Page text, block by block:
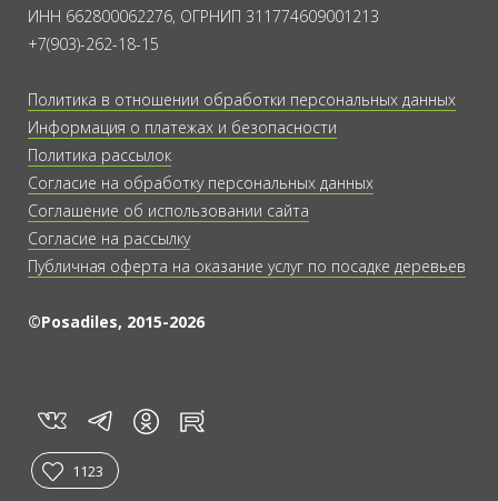
ИНН 662800062276, ОГРНИП 311774609001213
+7(903)-262-18-15
Политика в отношении обработки персональных данных
Информация о платежах и безопасности
Политика рассылок
Согласие на обработку персональных данных
Соглашение об использовании сайта
Согласие на рассылку
Публичная оферта на оказание услуг по посадке деревьев
©Posadiles, 2015-2026
vk tg in rt
1123